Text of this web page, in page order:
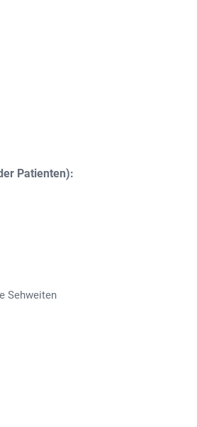
Patienten):
Sehweiten